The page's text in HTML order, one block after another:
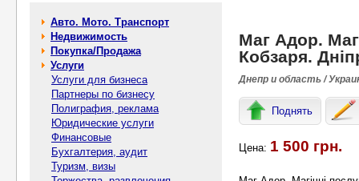
Авто. Мото. Транспорт
Недвижимость
Покупка/Продажа
Услуги
Услуги для бизнеса
Партнеры по бизнесу
Полиграфия, реклама
Юридические услуги
Финансовые
Бухгалтерия, аудит
Туризм, визы
Маг Адор.
Кобзаря.
Днепр и область /
Поднять
Цена: 1 500 грн.